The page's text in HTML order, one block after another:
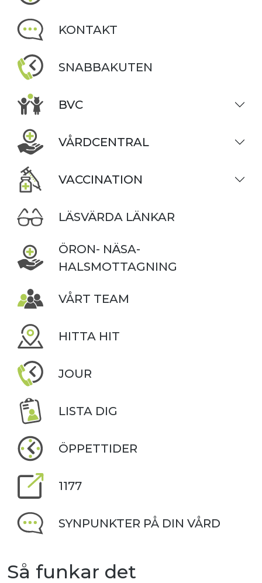
KONTAKT
SNABBAKUTEN
BVC
VÅRDCENTRAL
VACCINATION
LÄSVÄRDA LÄNKAR
ÖRON- NÄSA-
HALSMOTTAGNING
VÅRT TEAM
HITTA HIT
JOUR
LISTA DIG
ÖPPETTIDER
1177
SYNPUNKTER PÅ DIN VÅRD
Så funkar det